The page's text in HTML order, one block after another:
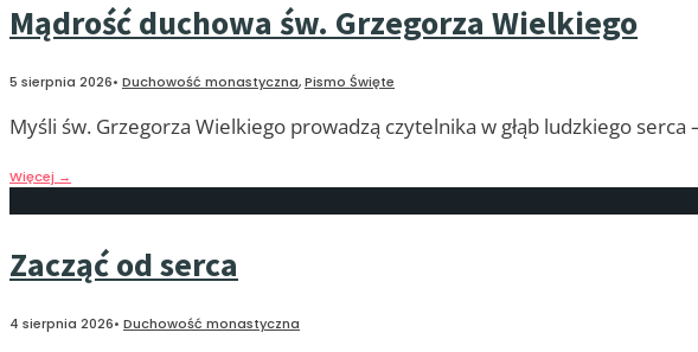
Mądrość duchowa św. Grzegorza Wielkiego
5 sierpnia 2026• Duchowość monastyczna,Pismo Święte
Myśli św. Grzegorza Wielkiego prowadzą czytelnika w głąb ludzkiego
Więcej →
Zacząć od serca
4 sierpnia 2026• Duchowość monastyczna